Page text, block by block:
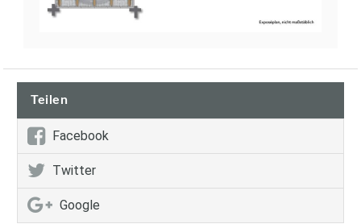
Teilen
Facebook
Twitter
Google